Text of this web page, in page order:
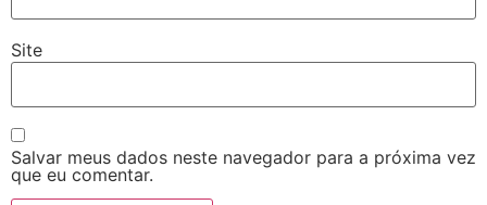
Site
Salvar meus dados neste navegador para a próxima vez
que eu comentar.